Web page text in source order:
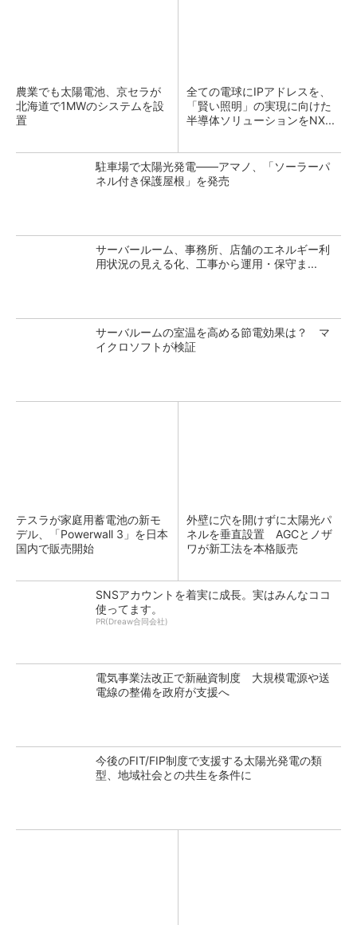
農業でも太陽電池、京セラが
北海道で1MWのシステムを設
置
全ての電球にIPアドレスを、
「賢い照明」の実現に向けた
半導体ソリューションをNX...
駐車場で太陽光発電――アマノ、「ソーラーパ
ネル付き保護屋根」を発売
サーバールーム、事務所、店舗のエネルギー利
用状況の見える化、工事から運用・保守ま...
サーバルームの室温を高める節電効果は？ マ
イクロソフトが検証
テスラが家庭用蓄電池の新モ
デル、「Powerwall 3」を日本
国内で販売開始
外壁に穴を開けずに太陽光パ
ネルを垂直設置 AGCとノザ
ワが新工法を本格販売
SNSアカウントを着実に成長。実はみんなココ
使ってます。
PR(Dreaw合同会社)
電気事業法改正で新融資制度 大規模電源や送
電線の整備を政府が支援へ
今後のFIT/FIP制度で支援する太陽光発電の類
型、地域社会との共生を条件に